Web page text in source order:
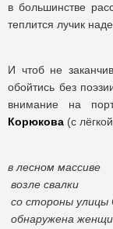
в большинстве
теплится лучик
И чтоб не
обойтись без
внимание на
Корюкова (с
в лесном массиве
возле свалки
со стороны улицы
обнаружена